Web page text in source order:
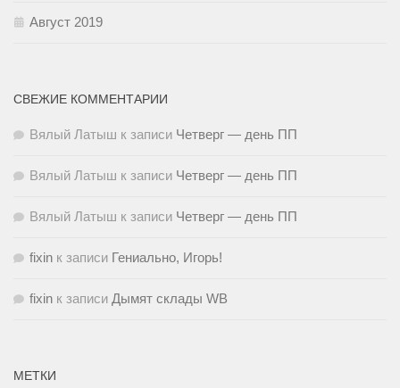
Август 2019
СВЕЖИЕ КОММЕНТАРИИ
Вялый Латыш к записи Четверг — день ПП
Вялый Латыш к записи Четверг — день ПП
Вялый Латыш к записи Четверг — день ПП
fixin к записи Гениально, Игорь!
fixin к записи Дымят склады WB
МЕТКИ